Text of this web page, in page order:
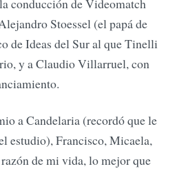
conducción de Videomatch
Stoessel (el papá de
de Ideas del Sur al que Tinelli
y a Claudio Villarruel, con
a Candelaria (recordó que le
estudio), Francisco, Micaela,
de mi vida, lo mejor que